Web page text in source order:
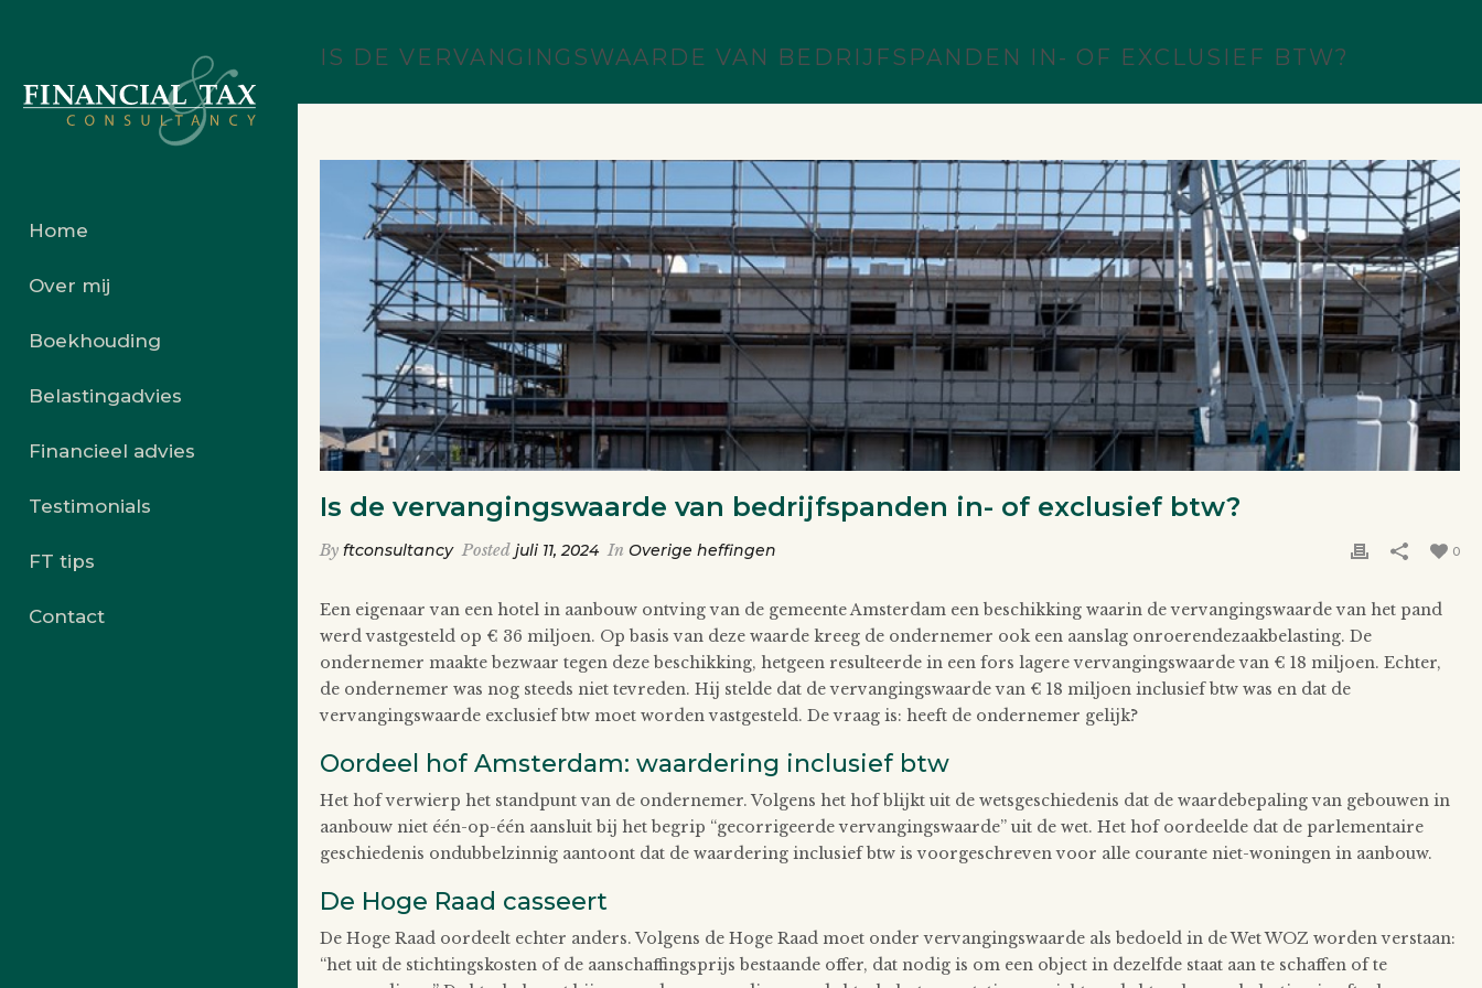
Home
Over mij
Boekhouding
Belastingadvies
Financieel advies
Testimonials
FT tips
Contact
IS DE VERVANGINGSWAARDE VAN BEDRIJFSPANDEN IN- OF EXCLUSIEF BTW?
Is de vervangingswaarde van bedrijfspanden in- of exclusief btw?
By ftconsultancy Posted juli 11, 2024 In Overige heffingen 0
Een eigenaar van een hotel in aanbouw ontving van de gemeente Amsterdam een beschikking waarin de vervangingswaarde van het pand
werd vastgesteld op € 36 miljoen. Op basis van deze waarde kreeg de ondernemer ook een aanslag onroerendezaakbelasting. De
ondernemer maakte bezwaar tegen deze beschikking, hetgeen resulteerde in een fors lagere vervangingswaarde van € 18 miljoen. Echter,
de ondernemer was nog steeds niet tevreden. Hij stelde dat de vervangingswaarde van € 18 miljoen inclusief btw was en dat de
vervangingswaarde exclusief btw moet worden vastgesteld. De vraag is: heeft de ondernemer gelijk?
Oordeel hof Amsterdam: waardering inclusief btw
Het hof verwierp het standpunt van de ondernemer. Volgens het hof blijkt uit de wetsgeschiedenis dat de waardebepaling van gebouwen in
aanbouw niet één-op-één aansluit bij het begrip “gecorrigeerde vervangingswaarde” uit de wet. Het hof oordeelde dat de parlementaire
geschiedenis ondubbelzinnig aantoont dat de waardering inclusief btw is voorgeschreven voor alle courante niet-woningen in aanbouw.
De Hoge Raad casseert
De Hoge Raad oordeelt echter anders. Volgens de Hoge Raad moet onder vervangingswaarde als bedoeld in de Wet WOZ worden verstaan:
“het uit de stichtingskosten of de aanschaffingsprijs bestaande offer, dat nodig is om een object in dezelfde staat aan te schaffen of te